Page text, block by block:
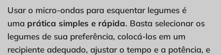
Usar o micro-ondas para esquentar legumes é
uma prática simples e rápida. Basta selecionar os
legumes de sua preferência, colocá-los em um
recipiente adequado, ajustar o tempo e a potência, e